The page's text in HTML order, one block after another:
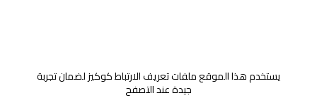
يستخدم هذا الموقع ملفات تعريف الارتباط كوكيز لضمان تجربة
جيدة عند التصفح